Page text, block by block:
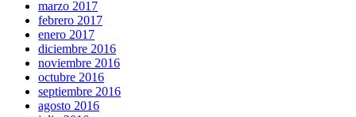
marzo 2017
febrero 2017
enero 2017
diciembre 2016
noviembre 2016
octubre 2016
septiembre 2016
agosto 2016